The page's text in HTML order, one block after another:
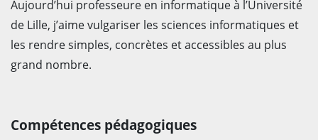
Aujourd’hui professeure en informatique à l’Université
de Lille, j’aime vulgariser les sciences informatiques et
les rendre simples, concrètes et accessibles au plus
grand nombre.
Compétences pédagogiques